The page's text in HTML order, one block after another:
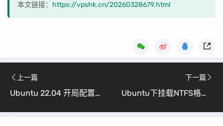
本文链接： https://vpshk.cn/20260328679.html
上一篇
Ubuntu 22.04 开局配置与端口聚合详解 （从零开始搭建服务器网络bonding）
下一篇
Ubuntu下挂载NTFS格式磁盘 （小白也能懂的NTFS挂载全攻略）